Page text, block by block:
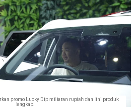
promo Lucky Dip miliaran rupiah dan lini produk
lengkap.